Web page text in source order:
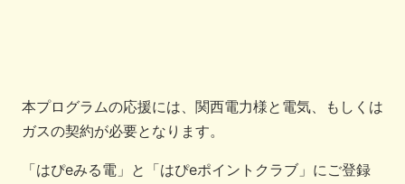
本プログラムの応援には、関西電力様と電気、もしくは
ガスの契約が必要となります。
「はぴeみる電」と「はぴeポイントクラブ」にご登録